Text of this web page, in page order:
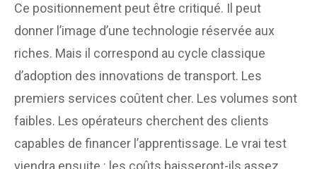
Ce positionnement peut être critiqué. Il peut
donner l’image d’une technologie réservée aux
riches. Mais il correspond au cycle classique
d’adoption des innovations de transport. Les
premiers services coûtent cher. Les volumes sont
faibles. Les opérateurs cherchent des clients
capables de financer l’apprentissage. Le vrai test
viendra ensuite : les coûts baisseront-ils assez